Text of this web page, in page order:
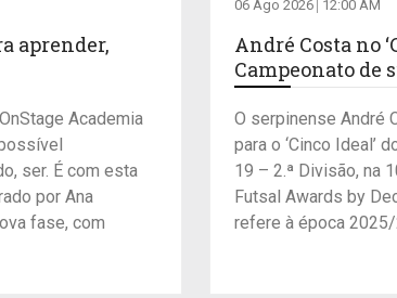
aprender,
Academia
ser. É com esta
por Ana
fase, com
06 Ago 2026 12:00 AM
André Costa no
Campeonato de
O serpinense André
para o ‘Cinco Ideal’
19 – 2.ª Divisão, na
Futsal Awards by
refere à época